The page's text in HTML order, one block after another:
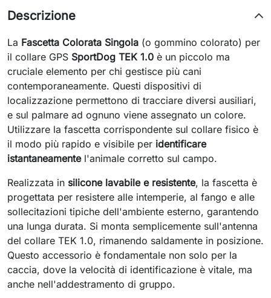
Descrizione
La Fascetta Colorata Singola (o gommino colorato) per
il collare GPS SportDog TEK 1.0 è un piccolo ma
cruciale elemento per chi gestisce più cani
contemporaneamente. Questi dispositivi di
localizzazione permettono di tracciare diversi ausiliari,
e sul palmare ad ognuno viene assegnato un colore.
Utilizzare la fascetta corrispondente sul collare fisico è
il modo più rapido e visibile per identificare
istantaneamentel'animale corretto sul campo.
Realizzata in silicone lavabile e resistente, la fascetta è
progettata per resistere alle intemperie, al fango e alle
sollecitazioni tipiche dell'ambiente esterno, garantendo
una lunga durata. Si monta semplicemente sull'antenna
del collare TEK 1.0, rimanendo saldamente in posizione.
Questo accessorio è fondamentale non solo per la
caccia, dove la velocità di identificazione è vitale, ma
anche nell'addestramento di gruppo.